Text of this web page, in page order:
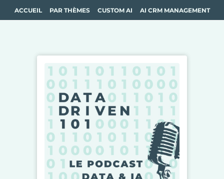
ACCUEIL PAR THÈMES CUSTOM AI AI CRM MANAGEMENT